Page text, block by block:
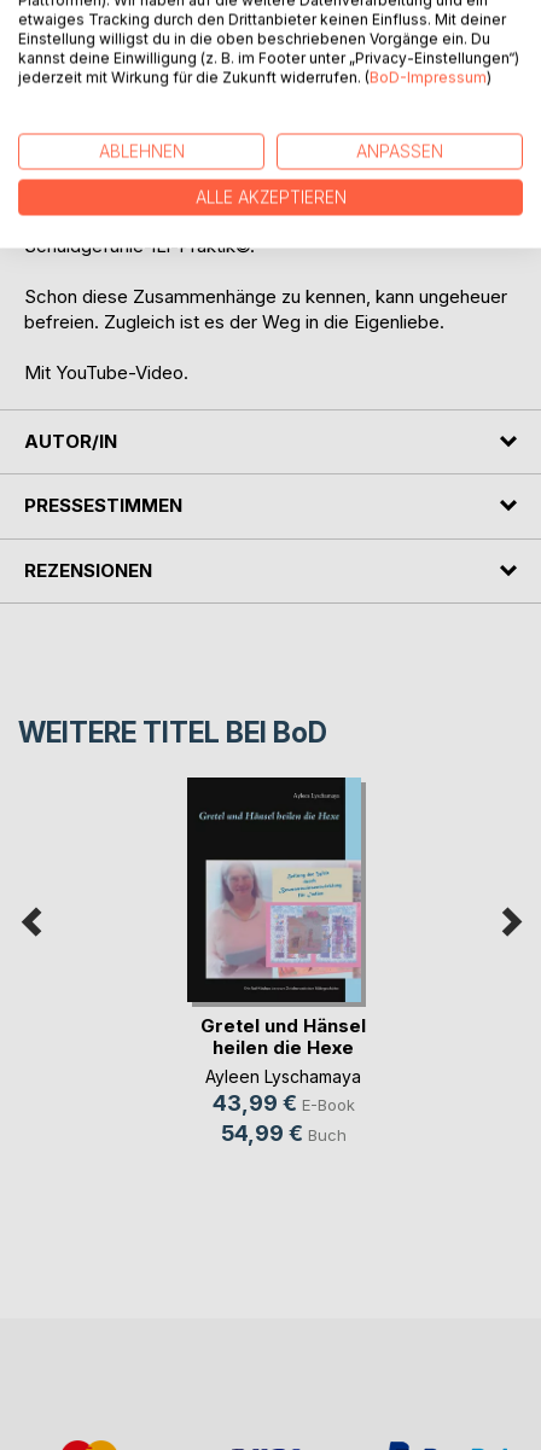
BESCHREIBUNG
Spirituelle Lehre auf höchstem Niveau: Erstmals verrät
Schuldgefühle - wozu sie nützlich sind, welche grundlos
sind, wie sie Beziehungen belasten, warum sie die
spirituelle Entwicklung blockieren und wie sie aufzulösen
sind. Dazu konzipierte Ayleen Lyschamaya die
Schuldgefühle-lLl-Praktik©.
Schon diese Zusammenhänge zu kennen, kann ungeheuer
befreien. Zugleich ist es der Weg in die Eigenliebe.
Mit YouTube-Video.
AUTOR/IN
PRESSESTIMMEN
REZENSIONEN
WEITERE TITEL BEI BoD
Gretel und Hänsel
heilen die Hexe
Ayleen Lyschamaya
43,99 € E-Book
54,99 € Buch
etwaiges Tracking durch den Drittanbieter keinen Einfluss. Mit deiner
Einstellung willigst du in die oben beschriebenen Vorgänge ein. Du
kannst deine Einwilligung (z. B. im Footer unter „Privacy-Einstellungen“)
jederzeit mit Wirkung für die Zukunft widerrufen. (BoD-Impressum)
ABLEHNEN ANPASSEN
ALLE AKZEPTIEREN